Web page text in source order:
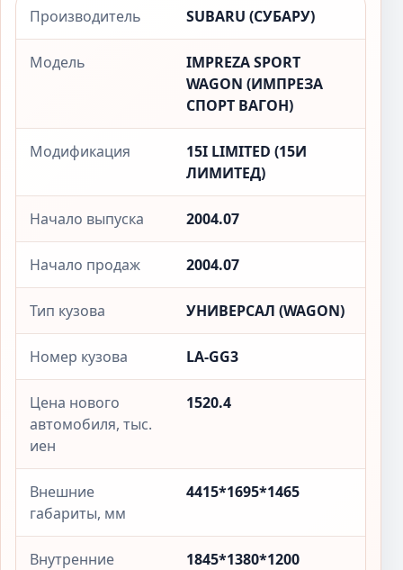
Производитель SUBARU (СУБАРУ)
Модель
IMPREZA SPORT
WAGON (ИМПРЕЗА
СПОРТ ВАГОН)
Модификация
15I LIMITED (15И
ЛИМИТЕД)
Начало выпуска 2004.07
Начало продаж 2004.07
Тип кузова УНИВЕРСАЛ (WAGON)
Номер кузова LA-GG3
Цена нового
автомобиля, тыс.
иен
1520.4
Внешние
габариты, мм
4415*1695*1465
Внутренние
1845*1380*1200